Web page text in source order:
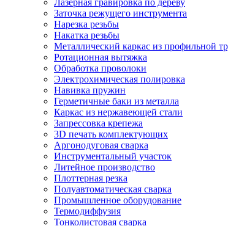
Лазерная гравировка по дереву
Заточка режущего инструмента
Нарезка резьбы
Накатка резьбы
Металлический каркас из профильной
Ротационная вытяжка
Обработка проволоки
Электрохимическая полировка
Навивка пружин
Герметичные баки из металла
Каркас из нержавеющей стали
Запрессовка крепежа
3D печать комплектующих
Аргонодуговая сварка
Инструментальный участок
Литейное производство
Плоттерная резка
Полуавтоматическая сварка
Промышленное оборудование
Термодиффузия
Тонколистовая сварка